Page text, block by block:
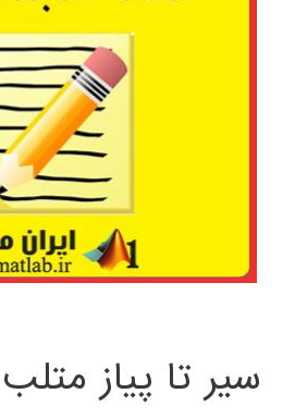
سیر تا پیاز متلب MATLAB